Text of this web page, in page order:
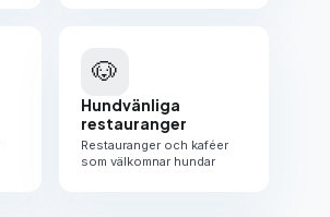
🐶
Hundvänliga
restauranger
Restauranger och kaféer
som välkomnar hundar